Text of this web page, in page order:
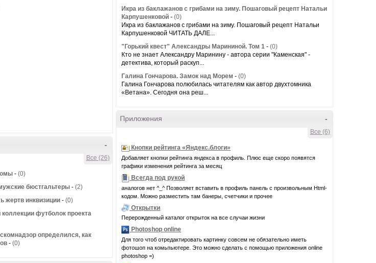
-
Все (26)
- (0)
бюстгальтеры - (2)
жертв инквизиции - (0)
футболок проекта
определился, как
- (0)
Икра из баклажанов с грибами на зиму. Пошаговый рецепт Натальи
Карпушенковой - (0)
Икра из баклажанов с грибами на зиму. Пошаговый рецепт Натальи
Карпушенковой ЧИТАТЬ ДАЛЕ...
"Горький квест" Александры Марининой. Том 1 - (0)
Кто не знает Александру Маринину - автора серии "Каменская" -
детектива, который раскуп...
Галина Гончарова. Замок над Морем - (0)
Галина Гончарова полюбилась читателям как автор двухтомника
«Ветана». Сегодня она реш...
-
Приложения
Все (6)
Кнопки рейтинга «Яндекс.блоги»
Добавляет кнопки рейтинга яндекса в профиль. Плюс еще скоро появятся
графики изменения рейтинга за месяц
Всегда под рукой
аналогов нет ^_^ Позволяет вставить в профиль панель с произвольным Html-
кодом. Можно разместить там банеры, счетчики и прочее
Открытки
Перерожденный каталог открыток на все случаи жизни
Photoshop online
Для того чтоб отредактировать картинку совсем не обязательно иметь
фотошоп на комьпьютере. Это можно сделать с помощью приложения online
photoshop =)